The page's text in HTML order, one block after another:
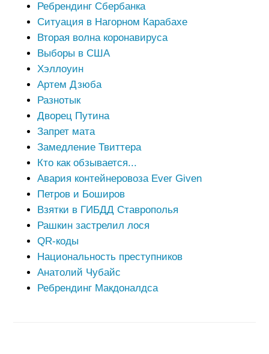
Ребрендинг Сбербанка
Ситуация в Нагорном Карабахе
Вторая волна коронавируса
Выборы в США
Хэллоуин
Артем Дзюба
Разнотык
Дворец Путина
Запрет мата
Замедление Твиттера
Кто как обзывается...
Авария контейнеровоза Ever Given
Петров и Боширов
Взятки в ГИБДД Ставрополья
Рашкин застрелил лося
QR-коды
Национальность преступников
Анатолий Чубайс
Ребрендинг Макдоналдса